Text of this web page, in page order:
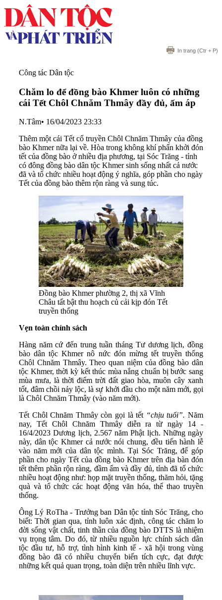
In trang (Ctr + P)
Công tác Dân tộc
Chăm lo để đồng bào Khmer luôn có những
cái Tết Chôl Chnăm Thmây đầy đủ, ấm áp
N.Tâm• 16/04/2023 23:33
Thêm một cái Tết cổ truyền Chôl Chnăm Thmây của đồng
bào Khmer nữa lại về. Hòa trong không khí phấn khởi đón
tết của đồng bào ở nhiều địa phương, tại Sóc Trăng - tỉnh
có đông đồng bào dân tộc Khmer sinh sống nhất cả nước
đã và tổ chức nhiều hoạt động ý nghĩa, góp phần cho ngày
Tết của đồng bào thêm rộn ràng và sung túc.
Đồng bào Khmer phường 2, thị xã Vĩnh
Châu tất bật thu hoạch củ cải kịp đón Tết
truyền thống
Vẹn toàn chính sách
Hàng năm cứ đến trung tuần tháng Tư dương lịch, đồng
bào dân tộc Khmer nô nức đón mừng tết truyền thống
Chôl Chnăm Thmây. Theo quan niệm của đồng bào dân
tộc Khmer, thời kỳ kết thúc mùa nắng chuẩn bị bước sang
mùa mưa, là thời điểm trời đất giao hòa, muôn cây xanh
tốt, đâm chồi nảy lộc, là sự khởi đầu cho một năm mới, gọi
là Chôl Chnăm Thmây (vào năm mới).
Tết Chôl Chnăm Thmây còn gọi là tết “chịu tuổi”.Năm
nay, Tết Chôl Chnăm Thmây diễn ra từ ngày 14 -
16/4/2023 Dương lịch, 2.567 năm Phật lịch. Những ngày
này, dân tộc Khmer cả nước nói chung, đều tiến hành lễ
vào năm mới của dân tộc mình. Tại Sóc Trăng, để góp
phần cho ngày Tết của đồng bào Khmer trên địa bàn đón
tết thêm phần rộn ràng, đầm ấm và đầy đủ, tỉnh đã tổ chức
nhiều hoạt động như: họp mặt truyền thống, thăm hỏi, tặng
quà và tổ chức các hoạt động văn hóa, thể thao truyền
thống.
Ông Lý RoTha - Trưởng ban Dân tộc tỉnh Sóc Trăng, cho
biết: Thời gian qua, tỉnh luôn xác định, công tác chăm lo
đời sống vật chất, tinh thần của đồng bào DTTS là nhiệm
vụ trọng tâm. Do đó, từ nhiều nguồn lực chính sách dân
tộc đầu tư, hỗ trợ, tình hình kinh tế - xã hội trong vùng
đồng bào đã có nhiều chuyển biến tích cực, đạt được
những kết quả quan trọng, toàn diện trên nhiều lĩnh vực.